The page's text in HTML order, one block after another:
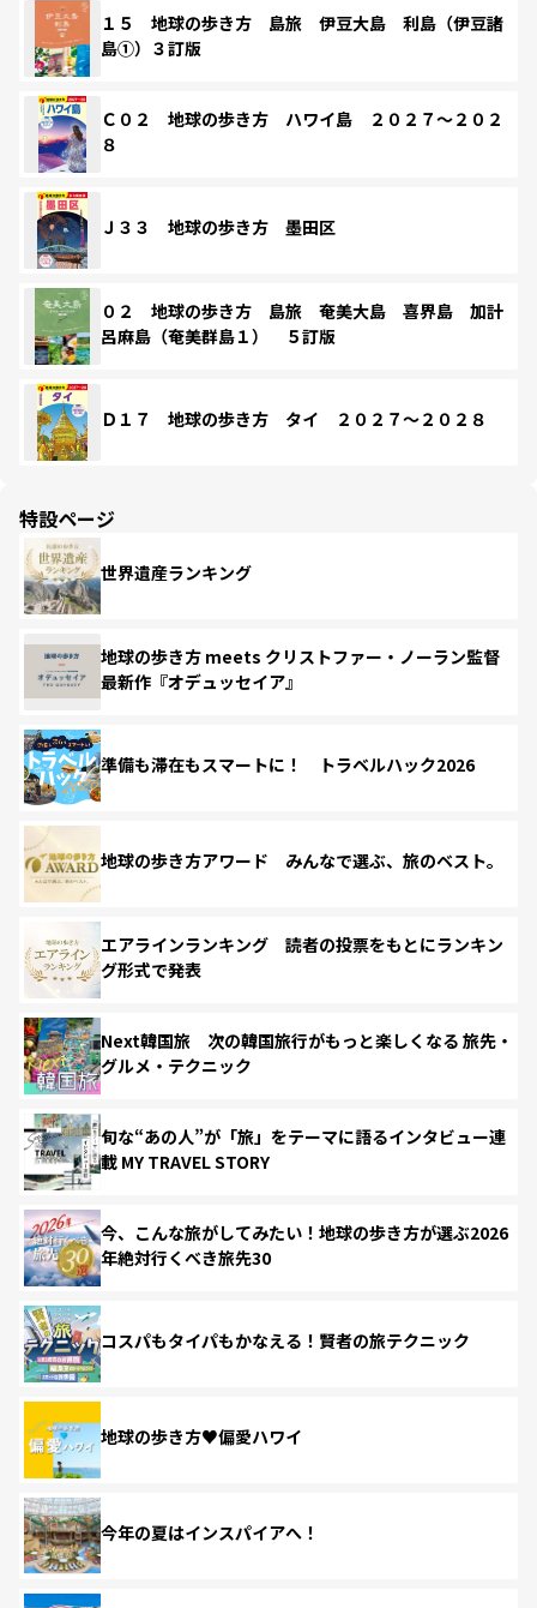
１５ 地球の歩き方 島旅 伊豆大島 利島（伊豆諸
島①）３訂版
Ｃ０２ 地球の歩き方 ハワイ島 ２０２７～２０２
８
Ｊ３３ 地球の歩き方 墨田区
０２ 地球の歩き方 島旅 奄美大島 喜界島 加計
呂麻島（奄美群島１） ５訂版
Ｄ１７ 地球の歩き方 タイ ２０２７～２０２８
特設ページ
世界遺産ランキング
地球の歩き方 meets クリストファー・ノーラン監督
最新作『オデュッセイア』
準備も滞在もスマートに！ トラベルハック2026
地球の歩き方アワード みんなで選ぶ、旅のベスト。
エアラインランキング 読者の投票をもとにランキン
グ形式で発表
Next韓国旅 次の韓国旅行がもっと楽しくなる 旅先・
グルメ・テクニック
旬な“あの人”が「旅」をテーマに語るインタビュー連
載 MY TRAVEL STORY
今、こんな旅がしてみたい！地球の歩き方が選ぶ2026
年絶対行くべき旅先30
コスパもタイパもかなえる！賢者の旅テクニック
地球の歩き方♥偏愛ハワイ
今年の夏はインスパイアへ！